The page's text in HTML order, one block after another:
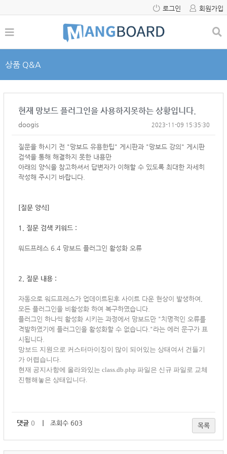
로그인 회원가입
상품 Q&A
현재 망보드 플러그인을 사용하지못하는 상황입니다.
doogis 2023-11-09 15:35:30
질문을 하시기 전 "망보드 유용한팁" 게시판과 "망보드 강의" 게시판
검색을 통해 해결하지 못한 내용만
아래의 양식을 참고하셔서 답변자가 이해할 수 있도록 최대한 자세히
작성해 주시기 바랍니다.
[질문 양식]
1. 질문 검색 키워드 :
워드프레스 6.4 망보드 플러그인 활성화 오류
2. 질문 내용 :
자동으로 워드프레스가 업데이트된후 사이트 다운 현상이 발생하여,
모든 플러그인을 비활성화 하여 복구하였습니다.
플러그인 하나씩 활성화 시키는 과정에서 망보드만 " 치명적인 오류를
격발하였기에 플러그인을 활성화할 수 없습니다."라는 에러 문구가 표
시됩니다.
망보드 지원으로 커스터마이징이 많이 되어있는 상태여서 건들기
가 어렵습니다.
현재 공지사항에 올라와있는 class.db.php 파일은 신규 파일로 교체
진행해놓은 상태입니다.
댓글 0 ｜ 조회수 603 목록